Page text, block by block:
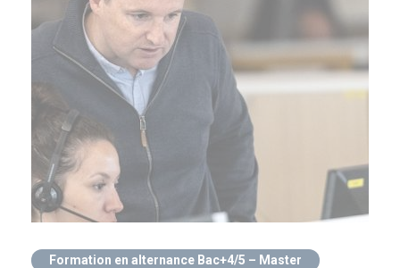
Formation en alternance Bac+4/5 – Master